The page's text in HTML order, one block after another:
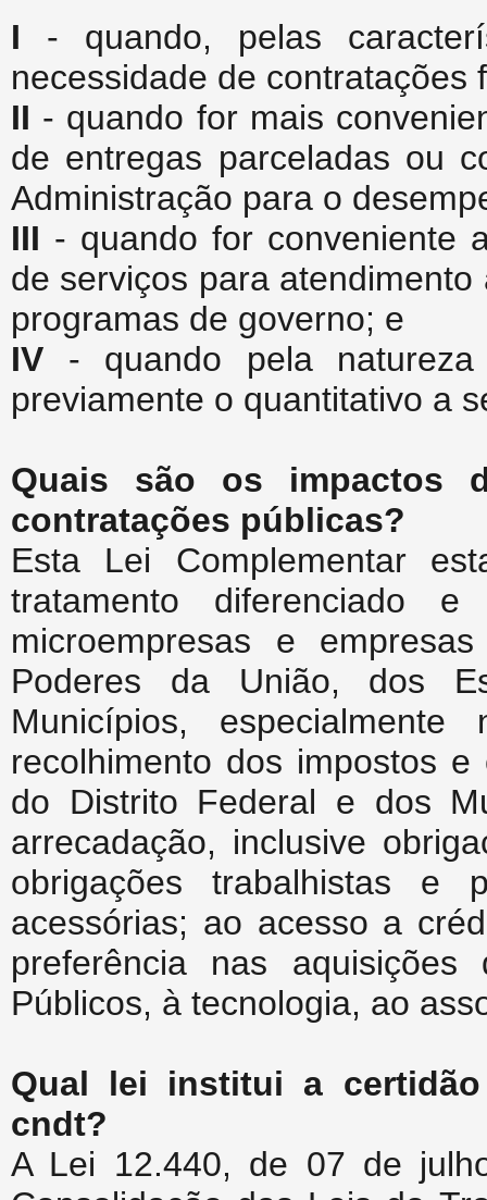
I - quando, pelas
necessidade de contratações
II - quando for mais
de entregas parceladas ou
Administração para o
III - quando for conveniente
de serviços para
programas de governo; e
IV - quando pela
previamente o quantitativo a
Quais são os impactos
contratações públicas?
Esta Lei Complementar
tratamento diferenciado
microempresas e
Poderes da União, dos
Municípios,
recolhimento dos impostos
do Distrito Federal e dos
arrecadação, inclusive
obrigações trabalhistas e
acessórias; ao acesso a
preferência nas
Públicos, à tecnologia, ao
Qual lei institui a
cndt?
A Lei 12.440, de 07 de